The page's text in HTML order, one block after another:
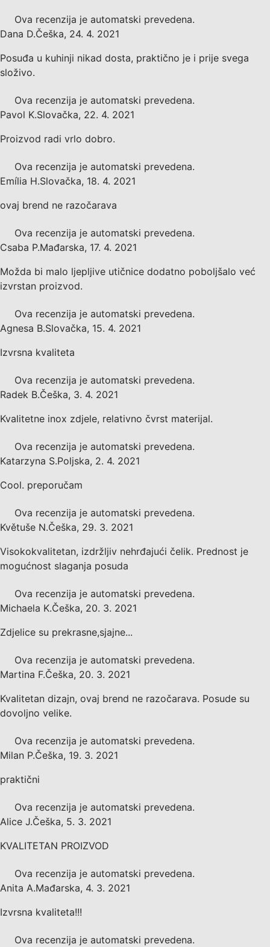
Ova recenzija je automatski prevedena.
Dana D.Češka, 24. 4. 2021
Posuđa u kuhinji nikad dosta, praktično je i prije svega
složivo.
Ova recenzija je automatski prevedena.
Pavol K.Slovačka, 22. 4. 2021
Proizvod radi vrlo dobro.
Ova recenzija je automatski prevedena.
Emília H.Slovačka, 18. 4. 2021
ovaj brend ne razočarava
Ova recenzija je automatski prevedena.
Csaba P.Mađarska, 17. 4. 2021
Možda bi malo ljepljive utičnice dodatno poboljšalo već
izvrstan proizvod.
Ova recenzija je automatski prevedena.
Agnesa B.Slovačka, 15. 4. 2021
Izvrsna kvaliteta
Ova recenzija je automatski prevedena.
Radek B.Češka, 3. 4. 2021
Kvalitetne inox zdjele, relativno čvrst materijal.
Ova recenzija je automatski prevedena.
Katarzyna S.Poljska, 2. 4. 2021
Cool. preporučam
Ova recenzija je automatski prevedena.
Květuše N.Češka, 29. 3. 2021
Visokokvalitetan, izdržljiv nehrđajući čelik. Prednost je
mogućnost slaganja posuda
Ova recenzija je automatski prevedena.
Michaela K.Češka, 20. 3. 2021
Zdjelice su prekrasne,sjajne...
Ova recenzija je automatski prevedena.
Martina F.Češka, 20. 3. 2021
Kvalitetan dizajn, ovaj brend ne razočarava. Posude su
dovoljno velike.
Ova recenzija je automatski prevedena.
Milan P.Češka, 19. 3. 2021
praktični
Ova recenzija je automatski prevedena.
Alice J.Češka, 5. 3. 2021
KVALITETAN PROIZVOD
Ova recenzija je automatski prevedena.
Anita A.Mađarska, 4. 3. 2021
Izvrsna kvaliteta!!!
Ova recenzija je automatski prevedena.